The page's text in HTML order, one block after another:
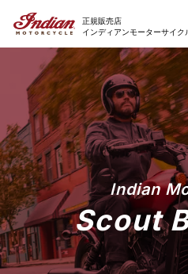
正規販売店
インディアンモーターサイク
Indian
Scout